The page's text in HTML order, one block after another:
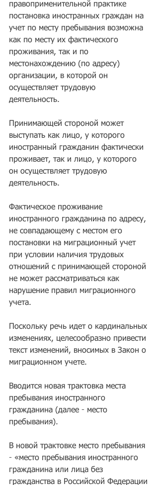
правоприменительной практике
постановка иностранных граждан на
учет по месту пребывания возможна
как по месту их фактического
проживания, так и по
местонахождению (по адресу)
организации, в которой он
осуществляет трудовую
деятельность.
Принимающей стороной может
выступать как лицо, у которого
иностранный гражданин фактически
проживает, так и лицо, у которого
он осуществляет трудовую
деятельность.
Фактическое проживание
иностранного гражданина по адресу,
не совпадающему с местом его
постановки на миграционный учет
при условии наличия трудовых
отношений с принимающей стороной
не может рассматриваться как
нарушение правил миграционного
учета.
Поскольку речь идет о кардинальных
изменениях, целесообразно привести
текст изменений, вносимых в Закон о
миграционном учете.
Вводится новая трактовка места
пребывания иностранного
гражданина (далее - место
пребывания).
В новой трактовке место пребывания
- «место пребывания иностранного
гражданина или лица без
гражданства в Российской Федерации